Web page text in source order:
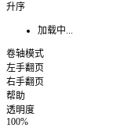
升序
加载中...
卷轴模式
左手翻页
右手翻页
帮助
透明度
100%